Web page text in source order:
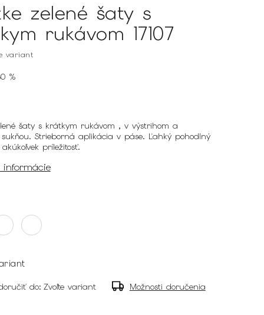
zelené šaty s
rukávom 17107
variant
%
šaty s krátkym rukávom , v výstrihom a
Strieborná aplikácia v páse. Ľahký pohodlný
príležitosť.
informácie
do: Zvoľte variant Možnosti doručenia